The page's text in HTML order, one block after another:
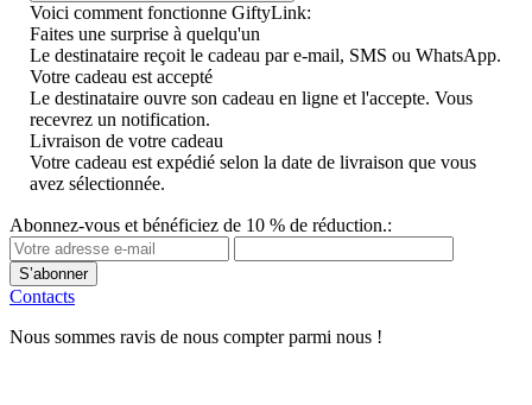
Voici comment fonctionne GiftyLink:
Faites une surprise à quelqu'un
Le destinataire reçoit le cadeau par e-mail, SMS ou WhatsApp.
Votre cadeau est accepté
Le destinataire ouvre son cadeau en ligne et l'accepte. Vous
recevrez un notification.
Livraison de votre cadeau
Votre cadeau est expédié selon la date de livraison que vous
avez sélectionnée.
Abonnez-vous et bénéficiez de 10 % de réduction.:
S’abonner
Contacts
Nous sommes ravis de nous compter parmi nous !